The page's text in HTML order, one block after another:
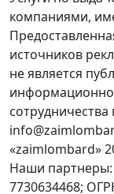
компаниями,
источников
не является
«zaimlombard»
Наши
7730634468;